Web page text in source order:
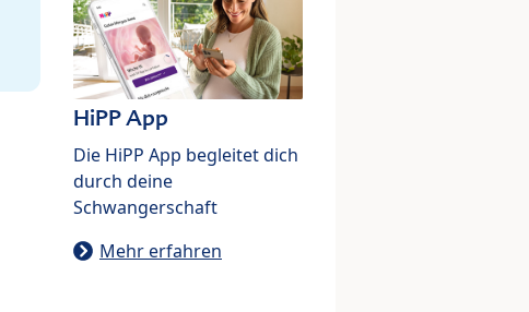
HiPP App
Die HiPP App begleitet dich
durch deine
Schwangerschaft
Mehr erfahren